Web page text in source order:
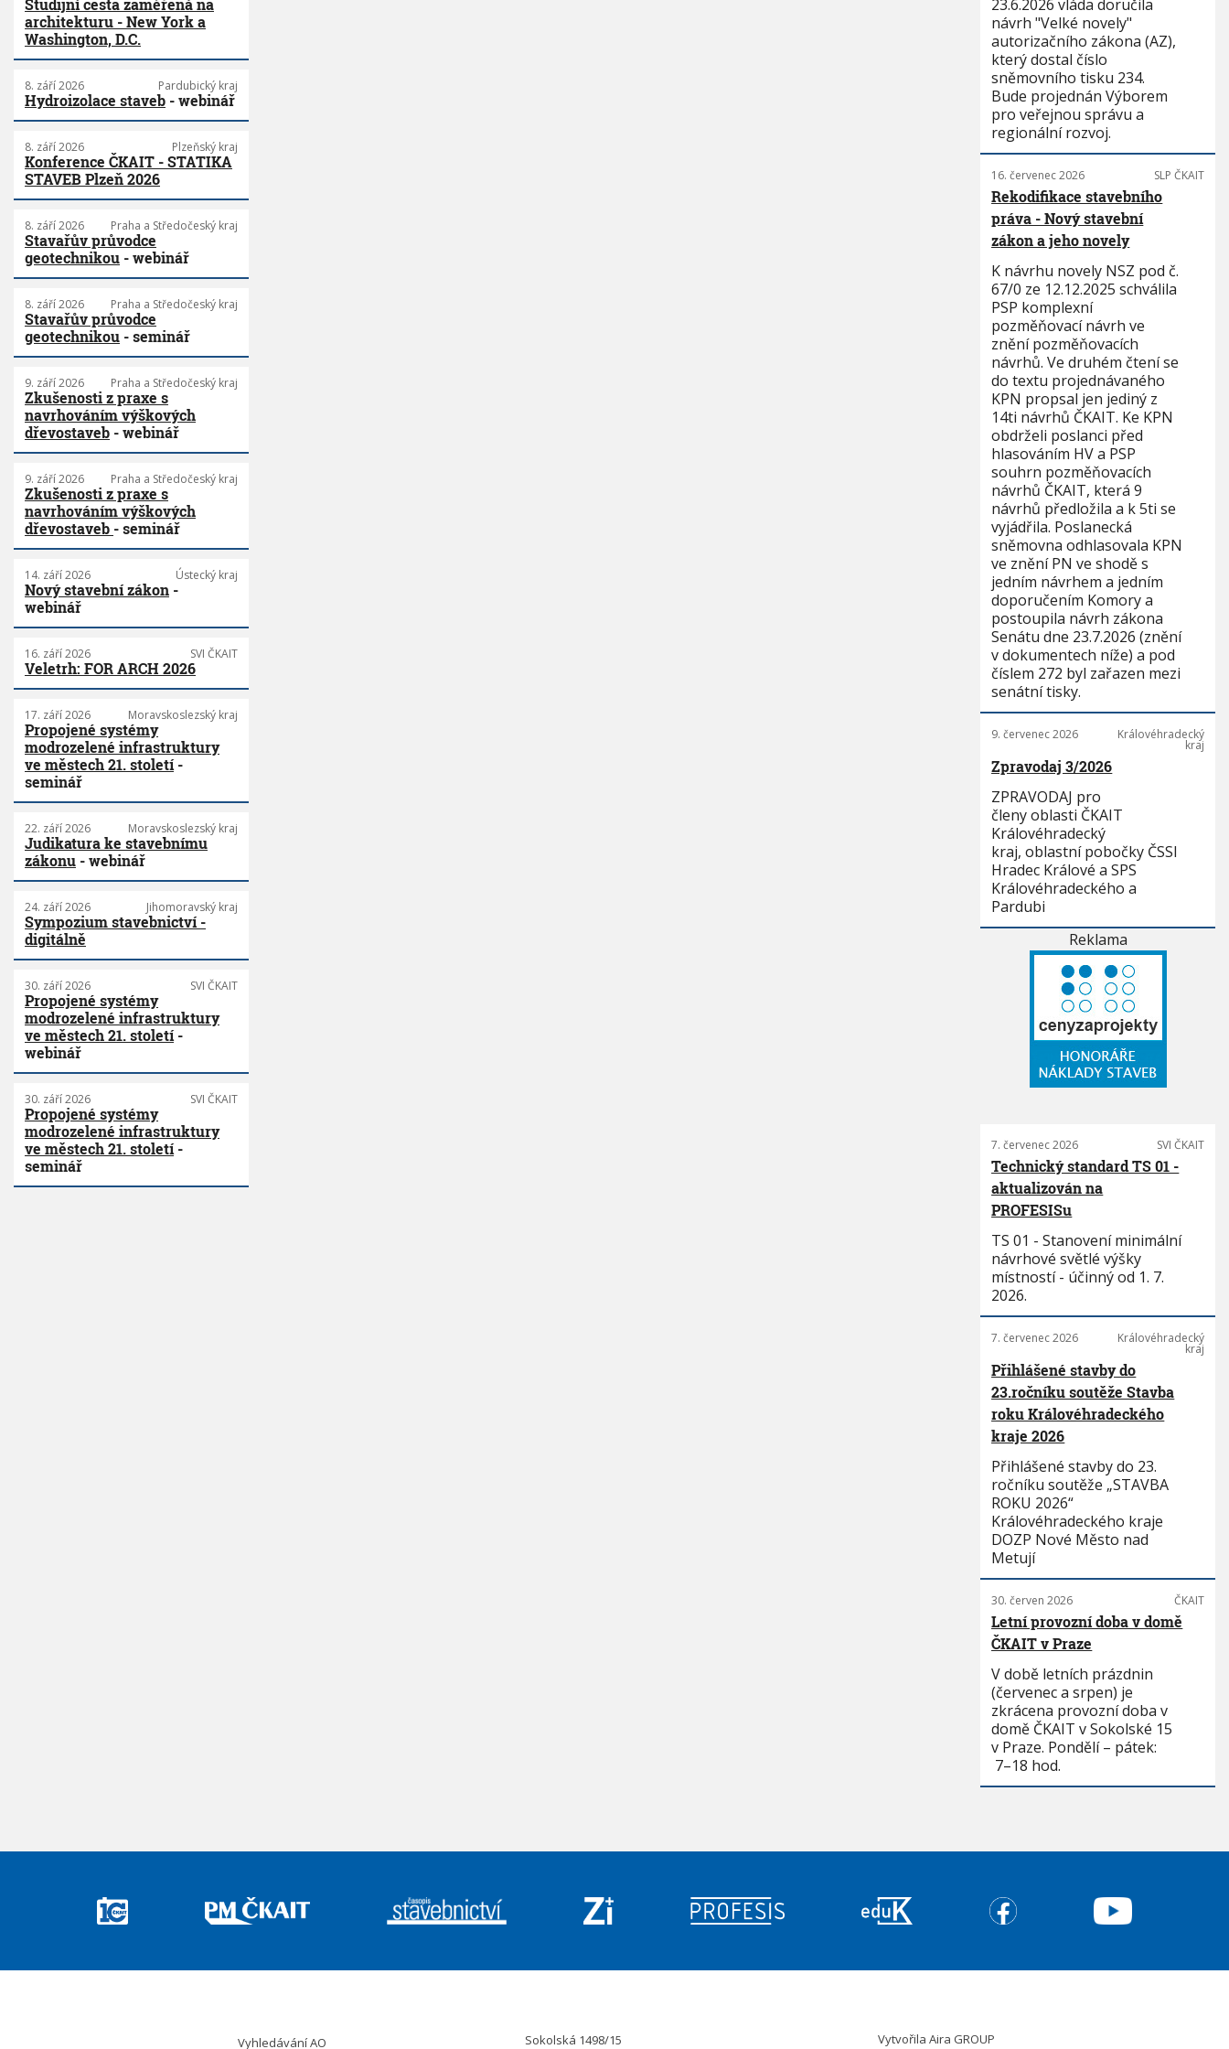
Studijní cesta zaměřená na
architekturu - New York a
Washington, D.C.
8. září 2026 Pardubický kraj
Hydroizolace staveb - webinář
8. září 2026 Plzeňský kraj
Konference ČKAIT - STATIKA
STAVEB Plzeň 2026
8. září 2026 Praha a Středočeský kraj
Stavařův průvodce
geotechnikou - webinář
8. září 2026 Praha a Středočeský kraj
Stavařův průvodce
geotechnikou - seminář
9. září 2026 Praha a Středočeský kraj
Zkušenosti z praxe s
navrhováním výškových
dřevostaveb - webinář
9. září 2026 Praha a Středočeský kraj
Zkušenosti z praxe s
navrhováním výškových
dřevostaveb - seminář
14. září 2026 Ústecký kraj
Nový stavební zákon -
webinář
16. září 2026 SVI ČKAIT
Veletrh: FOR ARCH 2026
17. září 2026 Moravskoslezský kraj
Propojené systémy
modrozelené infrastruktury
ve městech 21. století-
seminář
22. září 2026 Moravskoslezský kraj
Judikatura ke stavebnímu
zákonu - webinář
24. září 2026 Jihomoravský kraj
Sympozium stavebnictví -
digitálně
30. září 2026 SVI ČKAIT
Propojené systémy
modrozelené infrastruktury
ve městech 21. století-
webinář
30. září 2026 SVI ČKAIT
Propojené systémy
modrozelené infrastruktury
ve městech 21. století-
seminář
23.6.2026 vláda doručila
návrh "Velké novely"
autorizačního zákona (AZ),
který dostal číslo
sněmovního tisku 234.
Bude projednán Výborem
pro veřejnou správu a
regionální rozvoj.
16. červenec 2026 SLP ČKAIT
Rekodifikace stavebního
práva - Nový stavební
zákon a jeho novely
K návrhu novely NSZ pod č.
67/0 ze 12.12.2025 schválila
PSP komplexní
pozměňovací návrh ve
znění pozměňovacích
návrhů. Ve druhém čtení se
do textu projednávaného
KPN propsal jen jediný z
14ti návrhů ČKAIT. Ke KPN
obdrželi poslanci před
hlasováním HV a PSP
souhrn pozměňovacích
návrhů ČKAIT, která 9
návrhů předložila a k 5ti se
vyjádřila. Poslanecká
sněmovna odhlasovala KPN
ve znění PN ve shodě s
jedním návrhem a jedním
doporučením Komory a
postoupila návrh zákona
Senátu dne 23.7.2026 (znění
v dokumentech níže) a pod
číslem 272 byl zařazen mezi
senátní tisky.
9. červenec 2026 Královéhradecký
kraj
Zpravodaj 3/2026
ZPRAVODAJ pro
členy oblasti ČKAIT
Královéhradecký
kraj, oblastní pobočky ČSSI
Hradec Králové a SPS
Královéhradeckého a
Pardubi
Reklama
7. červenec 2026 SVI ČKAIT
Technický standard TS 01 -
aktualizován na
PROFESISu
TS 01 - Stanovení minimální
návrhové světlé výšky
místností - účinný od 1. 7.
2026.
7. červenec 2026 Královéhradecký
kraj
Přihlášené stavby do
23.ročníku soutěže Stavba
roku Královéhradeckého
kraje 2026
Přihlášené stavby do 23.
ročníku soutěže „STAVBA
ROKU 2026“
Královéhradeckého kraje
DOZP Nové Město nad
Metují
30. červen 2026 ČKAIT
Letní provozní doba v domě
ČKAIT v Praze
V době letních prázdnin
(červenec a srpen) je
zkrácena provozní doba v
domě ČKAIT v Sokolské 15
v Praze. Pondělí – pátek:
7–18 hod.
Vyhledávání AO Sokolská 1498/15 VytvořilaAira GROUP